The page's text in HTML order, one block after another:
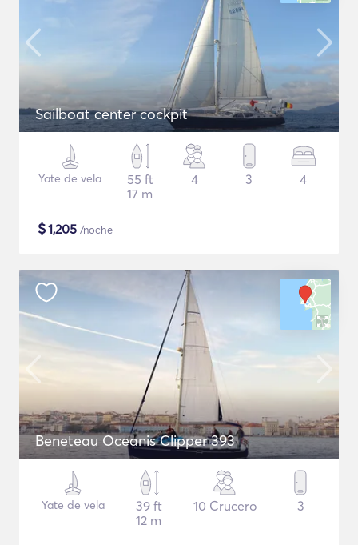
Sailboat center cockpit
Yate de vela
55 ft
17 m
4 3 4
$1,205 /noche
Beneteau Oceanis Clipper 393
Yate de vela
39 ft
12 m
10 Crucero 3